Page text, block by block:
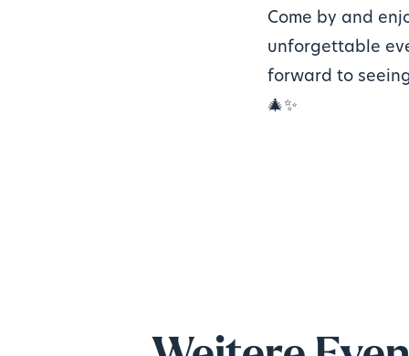
Come by and
unforgettable
forward to
🎄✨